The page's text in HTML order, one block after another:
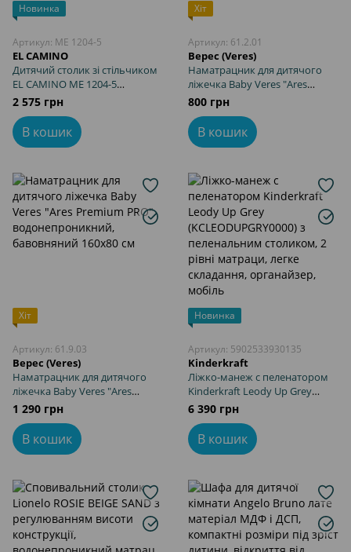
Новинка
Артикул: ME 1204-5
EL CAMINO
Дитячий столик зі стільчиком
EL CAMINO ME 1204-5
оливковий
2 575 грн
В кошик
Хіт
Артикул: 61.2.01
Верес (Veres)
Наматрацник для дитячого
ліжечка Baby Veres "Ares
Premium PRO"
водонепроникний,
бавовняний 120х60 см
800 грн
В кошик
Хіт
Артикул: 61.9.03
Верес (Veres)
Наматрацник для дитячого
ліжечка Baby Veres "Ares
Premium PRO"
водонепроникний,
бавовняний 160х80 см
1 290 грн
В кошик
Новинка
Артикул: 5902533930135
Kinderkraft
Ліжко-манеж с пеленатором
Kinderkraft Leody Up Grey
(KCLEODUPGRY0000) з
пеленальним столиком, 2
рівні матраци, легке
складання, органайзер,
6 390 грн
В кошик